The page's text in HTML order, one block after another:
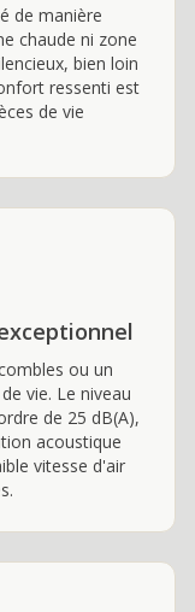
de manière
chaude ni zone
bien loin
ressenti est
de vie
ou un
vie. Le niveau
de 25 dB(A),
acoustique
vitesse d'air